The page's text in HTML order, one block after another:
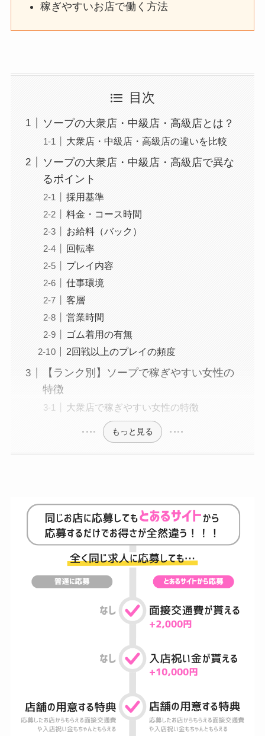
稼ぎやすいお店で働く方法
目次
ソープの大衆店・中級店・高級店とは？
大衆店・中級店・高級店の違いを比較
ソープの大衆店・中級店・高級店で異な
るポイント
採用基準
料金・コース時間
お給料（バック）
回転率
プレイ内容
仕事環境
客層
営業時間
ゴム着用の有無
2回戦以上のプレイの頻度
【ランク別】ソープで稼ぎやすい女性の
特徴
大衆店で稼ぎやすい女性の特徴
もっと見る